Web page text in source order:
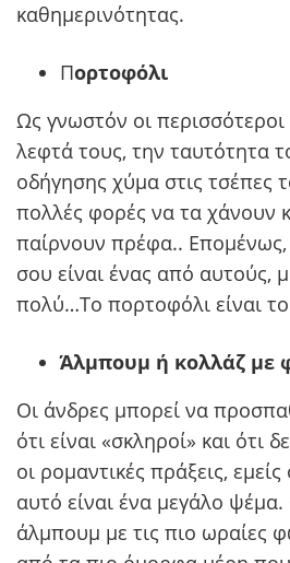
καθημερινότητας.
Πορτοφόλι
Ως γνωστόν οι
λεφτά τους, την ταυτότητα
οδήγησης χύμα στις τσέπες
πολλές φορές να τα χάνουν
παίρνουν πρέφα..
σου είναι ένας από αυτούς,
πολύ…Το πορτοφόλι είναι
Άλμπουμ ή κολλάζ με
Οι άνδρες μπορεί να
ότι είναι «σκληροί» και ότι
οι ρομαντικές πράξεις,
αυτό είναι ένα μεγάλο ψέμα.
άλμπουμ με τις πιο ωραίες